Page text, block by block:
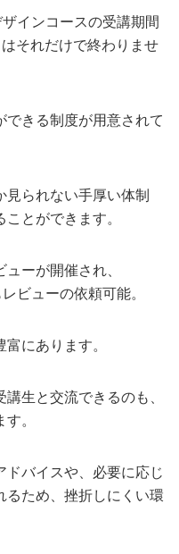
インコースの受講期間
それだけで終わりませ
きる制度が用意されて
見られない手厚い体制
とができます。
ーが開催され、
ビューの依頼可能。
にあります。
生と交流できるのも、
。
ドバイスや、必要に応じ
るため、挫折しにくい環